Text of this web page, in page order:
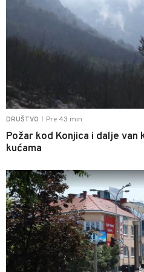
DRUŠTVO Pre 43 min
Požar kod Konjica i dalje
kućama